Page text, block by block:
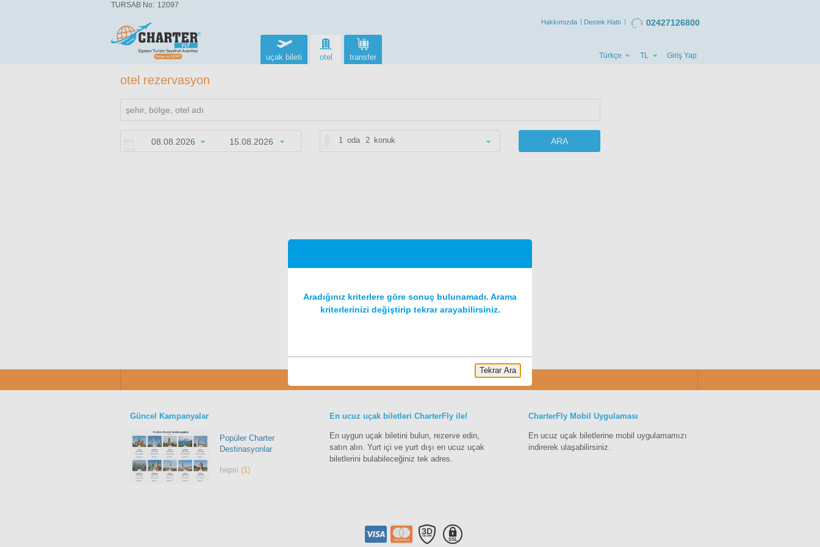
TURSAB No: 12097
Hakkımızda Destek Hattı 02427126800
uçak bileti otel transfer Türkçe TL Giriş Yap
otel rezervasyon
1 oda 2 konuk ARA
Güncel Kampanyalar
Popüler Charter
Destinasyonlar
hepsi(1)
En ucuz uçak biletleri CharterFly ile!
En uygun uçak biletini bulun, rezerve edin,
satın alın. Yurt içi ve yurt dışı en ucuz uçak
biletlerini bulabileceğiniz tek adres.
CharterFly Mobil Uygulaması
En ucuz uçak biletlerine mobil uygulamamızı
indirerek ulaşabilirsiniz.
Aradığınız kriterlere göre sonuç bulunamadı. Arama
kriterlerinizi değiştirip tekrar arayabilirsiniz.
Tekrar Ara